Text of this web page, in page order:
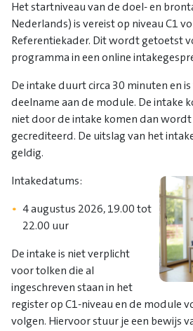
Het startniveau van de doel- en
Nederlands) is vereist op niveau C1
Referentiekader. Dit wordt getoetst
programma in een online
De intake duurt circa 30 minuten en
deelname aan de module. De intake
niet door de intake komen dan
gecrediteerd. De uitslag van het
geldig.
Intakedatums:
4 augustus 2026, 19.00 tot
22.00 uur
De intake is niet verplicht
voor tolken die al
ingeschreven staan in het
register op C1-niveau en de module
volgen. Hiervoor stuur je een bewijs